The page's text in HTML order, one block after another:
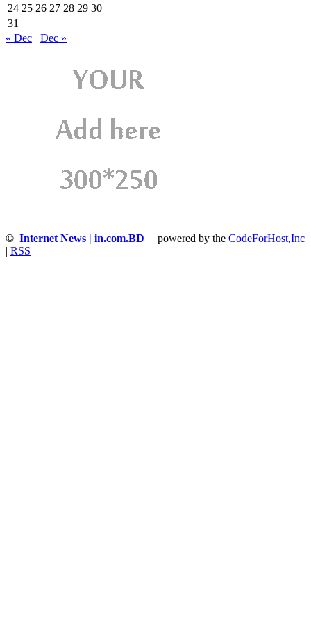
24 25 26 27 28 29 30
31
« Dec
Dec »
© Internet News | in.com.BD | powered by the CodeForHost,Inc
RSS